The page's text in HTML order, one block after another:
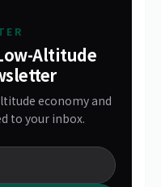
Altitude
economy and
to your inbox.